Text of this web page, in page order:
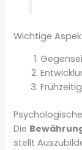
Wichtige
Die
stellt